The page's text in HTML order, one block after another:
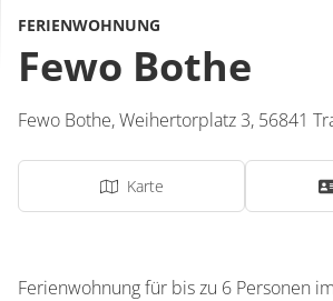
FERIENWOHNUNG
Fewo Bothe
Fewo Bothe,Weihertorplatz 3, 56841
Karte
Ferienwohnung für bis zu 6 Personen